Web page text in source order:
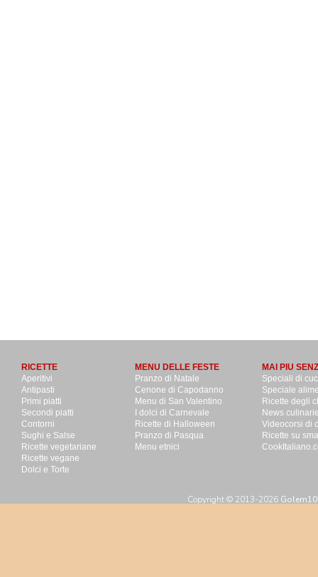
RICETTE
Aperitivi
Antipasti
Primi piatti
Secondi piatti
Contorni
Sughi e Salse
Ricette vegetariane
Ricette vegane
Dolci e Torte
MENU DELLE FESTE
Pranzo di Natale
Cenone di Capodanno
Menu di San Valentino
I dolci di Carnevale
Ricette di Halloween
Pranzo di Pasqua
Menu etnici
MAI PIU
Speciali di
Speciale
Ricette degli
News
Videocorsi di
Ricette su
Copyright © 2013-2026